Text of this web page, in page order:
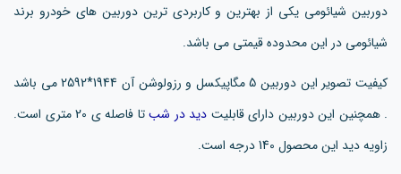
دوربین شیائومی یکی از بهترین و کاربردی ترین دوربین های خودرو برند
شیائومی در این محدوده قیمتی می باشد.
کیفیت تصویر این دوربین 5 مگاپیکسل و رزولوشن آن 1944*2592 می باشد
. همچنین این دوربین دارای قابلیت دید در شب
تا فاصله ی 20 متری است.
زاویه دید این محصول 140 درجه است.